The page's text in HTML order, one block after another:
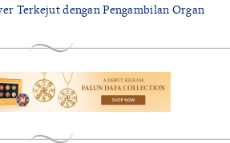
Terkejut dengan Pengambilan Organ